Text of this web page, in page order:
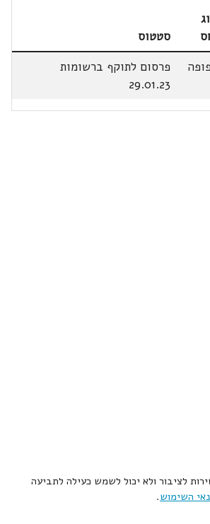
סטטוס
פרסום לתוקף ברשומות
29.01.23
לציבור ולא יכול לשמש כעילה לתביעה
השימוש.